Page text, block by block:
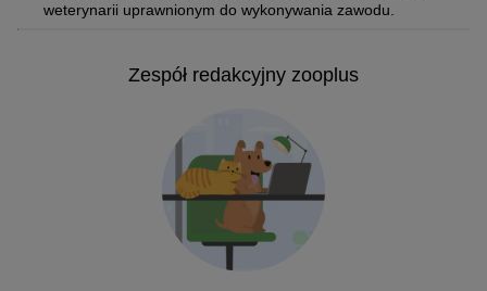
weterynarii uprawnionym do wykonywania zawodu.
Zespół redakcyjny zooplus